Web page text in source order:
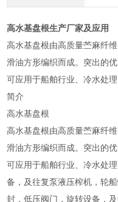
高水基盘根生产厂家及应用
高水基盘根由高质量苎麻纤
滑油方形编织而成。突出的
可应用于船舶行业、冷水处
简介
高水基盘根
高水基盘根由高质量苎麻纤
滑油方形编织而成。突出的
可应用于船舶行业、冷水处
备，及往复泵液压榨机，轮
封，低压阀门，旋转设备，